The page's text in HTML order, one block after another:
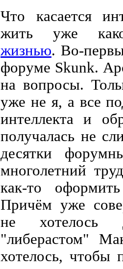
Что касается
жить уже
жизнью. Во-
форуме Skunk.
на вопросы.
уже не я, а все
интеллекта и
получалась не
десятки
многолетний
как-то
Причём уже
не хотелось
"либерастом"
хотелось, чтобы